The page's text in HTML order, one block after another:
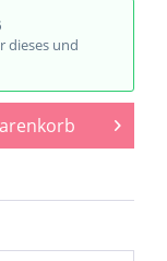
dieses und